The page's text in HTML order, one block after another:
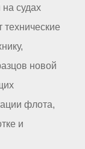
на судах
технические
новой
флота,
и